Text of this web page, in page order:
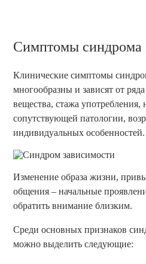
Симптомы синдрома
Клинические симптомы
многообразны и зависят от
вещества, стажа употребления,
сопутствующей патологии,
индивидуальных особенностей.
Изменение образа жизни,
общения – начальные
обратить внимание близким.
Среди основных признаков
можно выделить следующие: